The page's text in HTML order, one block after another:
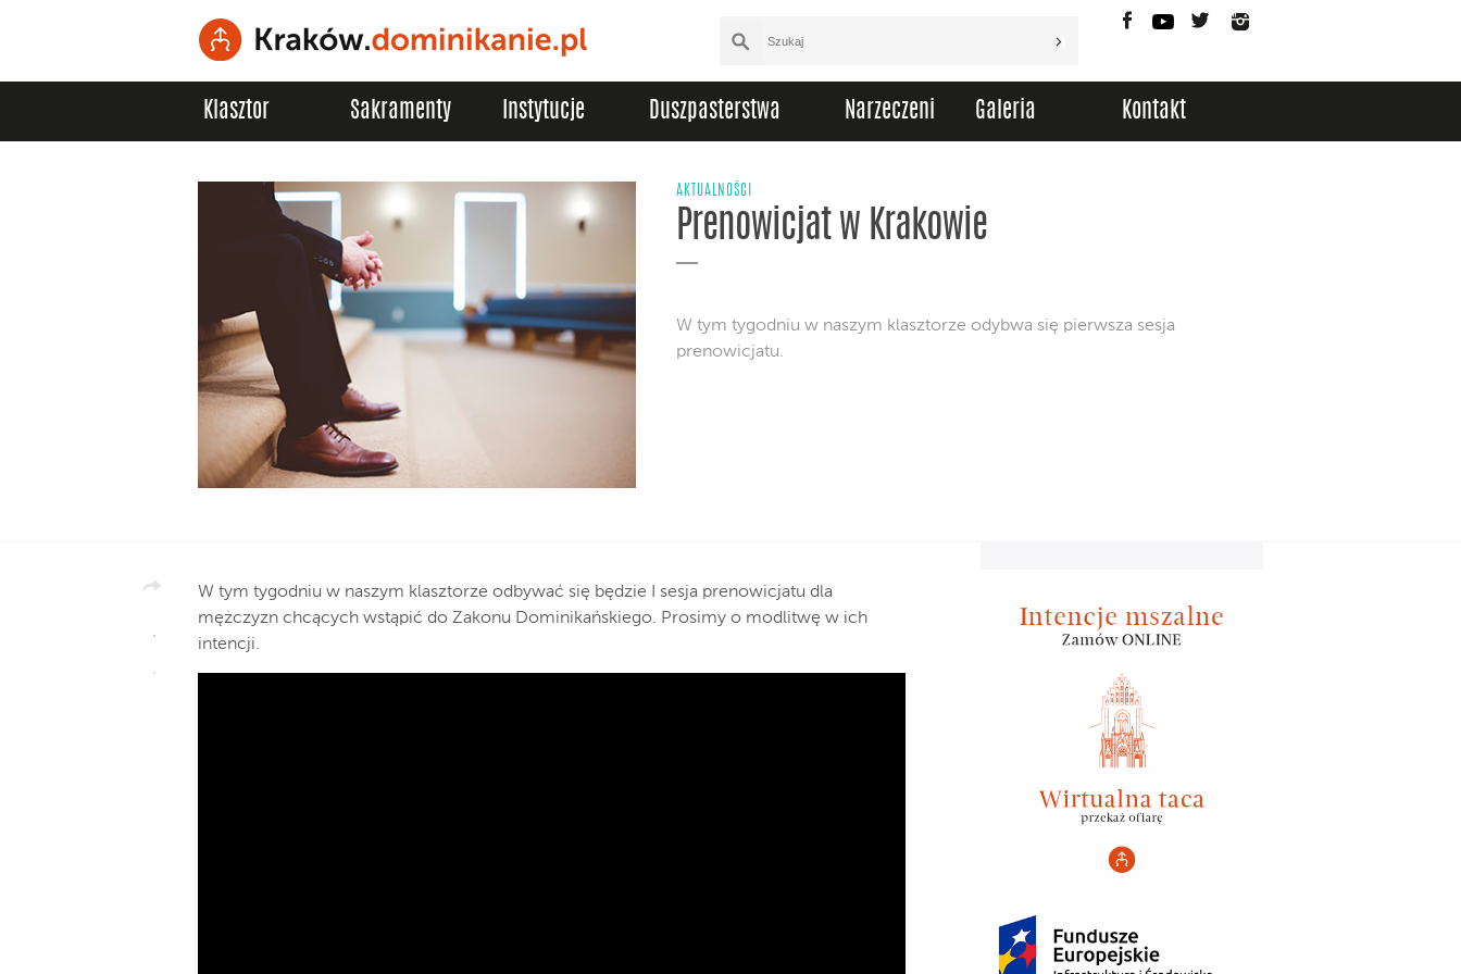
FacebookYouTubeTwitter
Klasztor Sakramenty Instytucje Duszpasterstwa Narzeczeni Galeria Kontakt
AKTUALNOŚCI
Prenowicjat w Krakowie
W tym tygodniu w naszym klasztorze odybwa się pierwsza sesja
prenowicjatu.
W tym tygodniu w naszym klasztorze odbywać się będzie I sesja prenowicjatu dla
mężczyzn chcących wstąpić do Zakonu Dominikańskiego. Prosimy o modlitwę w ich
intencji.